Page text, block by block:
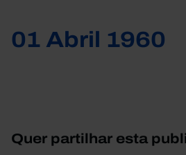
01 Abril 1960
Quer partilhar esta